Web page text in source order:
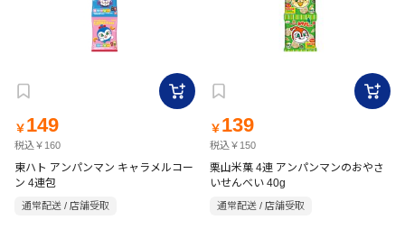
￥ 149
税込￥160
東ハト アンパンマン キャラメルコー
ン 4連包
通常配送 / 店舗受取
￥ 139
税込￥150
栗山米菓 4連 アンパンマンのおやさ
いせんべい 40g
通常配送 / 店舗受取